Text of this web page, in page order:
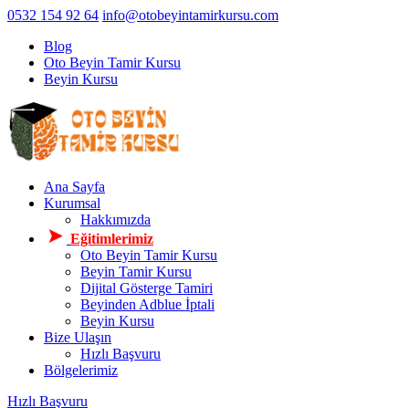
0532 154 92 64 info@otobeyintamirkursu.com
Blog
Oto Beyin Tamir Kursu
Beyin Kursu
Ana Sayfa
Kurumsal
Hakkımızda
Eğitimlerimiz
Oto Beyin Tamir Kursu
Beyin Tamir Kursu
Dijital Gösterge Tamiri
Beyinden Adblue İptali
Beyin Kursu
Bize Ulaşın
Hızlı Başvuru
Bölgelerimiz
Hızlı Başvuru